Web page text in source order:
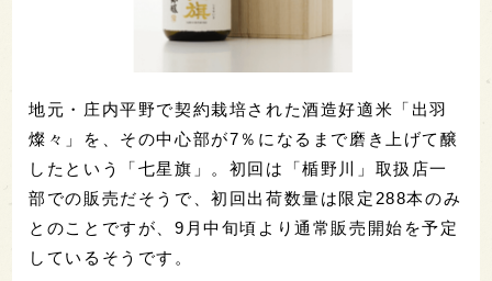
地元・庄内平野で契約栽培された酒造好適米「出羽
燦々」を、その中心部が7％になるまで磨き上げて醸
したという「七星旗」。初回は「楯野川」取扱店一
部での販売だそうで、初回出荷数量は限定288本のみ
とのことですが、9月中旬頃より通常販売開始を予定
しているそうです。